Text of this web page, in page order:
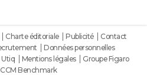
Charte éditoriale Publicité
Contact
Données personnelles
Utiq Mentions légales
Groupe Figaro
Benchmark